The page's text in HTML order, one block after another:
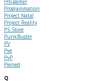
Pro-gamer
Programmation
Project Natal
Project Reality
PS Store
PunkBuster
PV
Pve
PvP
Pwned
Q